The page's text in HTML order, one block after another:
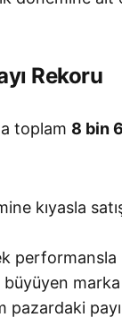
Rekoru
toplam 8 bin
kıyasla
marka
pazardaki